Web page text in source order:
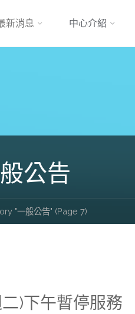
新消息 中心介紹
公告
"一般公告" (Page 7)
)下午暫停服務